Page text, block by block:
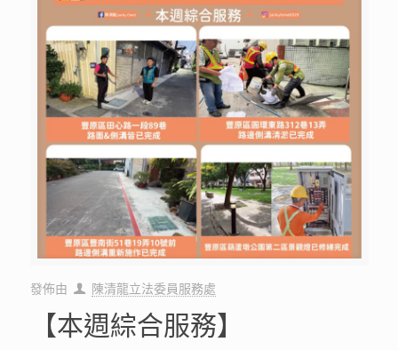
發佈由 陳清龍立法委員服務處
【本週綜合服務】